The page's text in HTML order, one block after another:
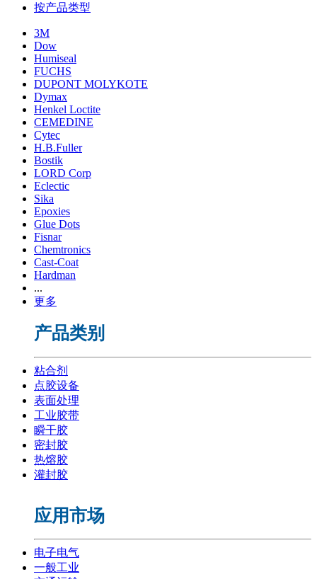
按产品类型
3M
Dow
Humiseal
FUCHS
DUPONT MOLYKOTE
Dymax
Henkel Loctite
CEMEDINE
Cytec
H.B.Fuller
Bostik
LORD Corp
Eclectic
Sika
Epoxies
Glue Dots
Fisnar
Chemtronics
Cast-Coat
Hardman
...
更多
产品类别
粘合剂
点胶设备
表面处理
工业胶带
瞬干胶
密封胶
热熔胶
灌封胶
应用市场
电子电气
一般工业